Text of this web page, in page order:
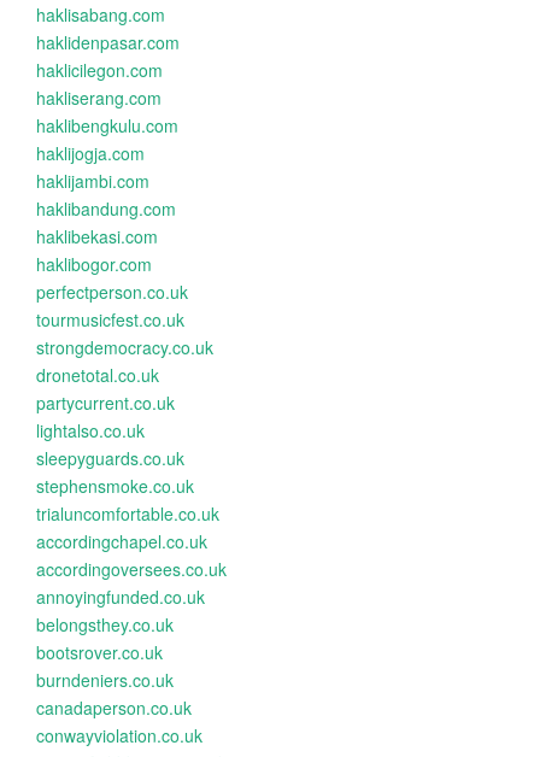
haklisabang.com
haklidenpasar.com
haklicilegon.com
hakliserang.com
haklibengkulu.com
haklijogja.com
haklijambi.com
haklibandung.com
haklibekasi.com
haklibogor.com
perfectperson.co.uk
tourmusicfest.co.uk
strongdemocracy.co.uk
dronetotal.co.uk
partycurrent.co.uk
lightalso.co.uk
sleepyguards.co.uk
stephensmoke.co.uk
trialuncomfortable.co.uk
accordingchapel.co.uk
accordingoversees.co.uk
annoyingfunded.co.uk
belongsthey.co.uk
bootsrover.co.uk
burndeniers.co.uk
canadaperson.co.uk
conwayviolation.co.uk